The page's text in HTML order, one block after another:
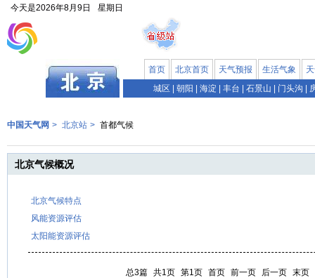
今天是2026年8月9日 星期日
首页 北京首页 天气预报 生活气象
城区
朝阳 海淀 丰台 石景山 门头沟
中国天气网 > 北京站 > 首都气候
北京气候概况
北京气候特点
风能资源评估
太阳能资源评估
总3篇 共1页 第1页 首页 前一页 后一页 末页